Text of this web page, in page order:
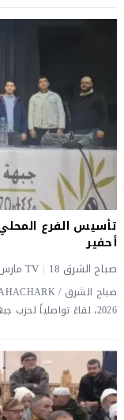
تأسيس الفرع
أحفير
صباح الشرق TV 18 مارس 2026
2026، لقاءً تواصلياً لحزب جبهة القوى الديمقراطية، تُوِّج...